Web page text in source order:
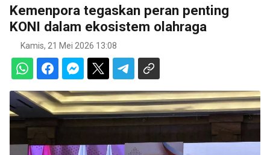
Kemenpora tegaskan peran penting
KONI dalam ekosistem olahraga
Kamis, 21 Mei 2026 13:08